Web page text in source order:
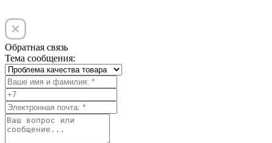
Обратная связь
Тема сообщения: